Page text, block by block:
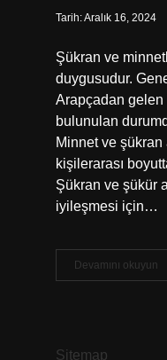
Tarih: Aralık 16, 2024
Şükran ve
duygusudur.
Arapçadan gelen
bulunulan
Minnet ve
kişilerarası
Şükran ve şükür
iyileşmesi için…
Devamını okuyun
Sitemap